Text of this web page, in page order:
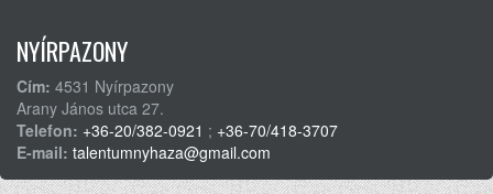
NYÍRPAZONY
Cím: 4531 Nyírpazony
Arany János utca 27.
Telefon: +36-20/382-0921 ; +36-70/418-3707
E-mail: talentumnyhaza@gmail.com